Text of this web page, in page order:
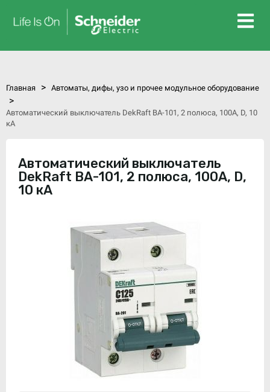
Главная > Автоматы, дифы, узо и прочее модульное оборудование
>
Автоматический выключатель DekRaft ВА-101, 2 полюса, 100А, D, 10
кА
Автоматический выключатель
DekRaft ВА-101, 2 полюса, 100А, D,
10 кА